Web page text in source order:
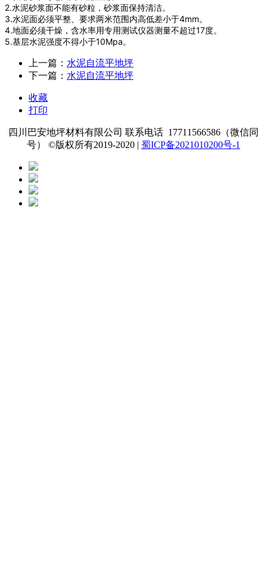
2.水泥砂浆面不能有砂粒，砂浆面保持清洁。
3.水泥面必须平整、要求两米范围内高低差小于4mm。
4.地面必须干燥，含水率用专用测试仪器测量不超过17度。
5.基层水泥强度不得小于10Mpa。
上一篇： 水泥自流平地坪
下一篇： 水泥自流平地坪
收藏
打印
四川巴安地坪材料有限公司 联系电话 17711566586（微信同
号） ©版权所有2019-2020 | 蜀ICP备2021010200号-1